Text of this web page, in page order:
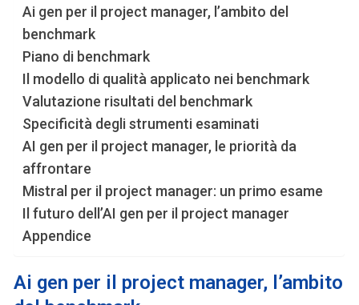
Ai gen per il project manager, l’ambito del
benchmark
Piano di benchmark
Il modello di qualità applicato nei benchmark
Valutazione risultati del benchmark
Specificità degli strumenti esaminati
AI gen per il project manager, le priorità da
affrontare
Mistral per il project manager: un primo esame
Il futuro dell’AI gen per il project manager
Appendice
Ai gen per il project manager, l’ambito